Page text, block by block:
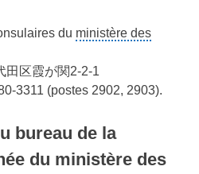
du ministère des
区霞が関2-2-1
3311 (postes 2902, 2903).
bureau de la
du ministère des